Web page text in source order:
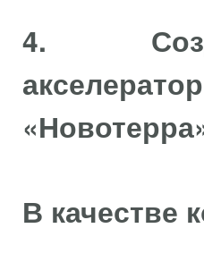
4.
В качестве